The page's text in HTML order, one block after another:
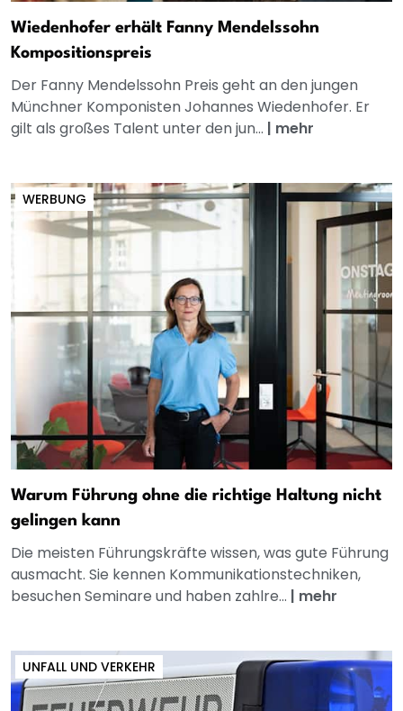
Wiedenhofer erhält Fanny Mendelssohn
Kompositionspreis
Der Fanny Mendelssohn Preis geht an den jungen
Münchner Komponisten Johannes Wiedenhofer. Er
gilt als großes Talent unter den jun... | mehr
WERBUNG
Warum Führung ohne die richtige Haltung nicht
gelingen kann
Die meisten Führungskräfte wissen, was gute Führung
ausmacht. Sie kennen Kommunikationstechniken,
besuchen Seminare und haben zahlre... | mehr
UNFALL UND VERKEHR